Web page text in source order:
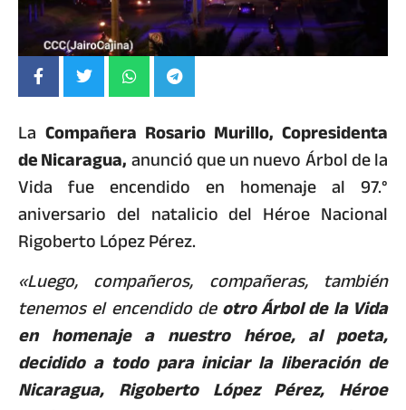
La Compañera Rosario Murillo, Copresidenta
de Nicaragua,anunció que un nuevo Árbol de la
Vida fue encendido en homenaje al 97.°
aniversario del natalicio del Héroe Nacional
Rigoberto López Pérez.
«Luego, compañeros, compañeras, también
tenemos el encendido deotro Árbol de la Vida
en homenaje a nuestro héroe, al poeta,
decidido a todo para iniciar la liberación de
Nicaragua, Rigoberto López Pérez, Héroe